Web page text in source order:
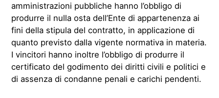
amministrazioni pubbliche hanno l’obbligo di
produrre il nulla osta dell’Ente di appartenenza ai
fini della stipula del contratto, in applicazione di
quanto previsto dalla vigente normativa in materia.
I vincitori hanno inoltre l’obbligo di produrre il
certificato del godimento dei diritti civili e politici e
di assenza di condanne penali e carichi pendenti.